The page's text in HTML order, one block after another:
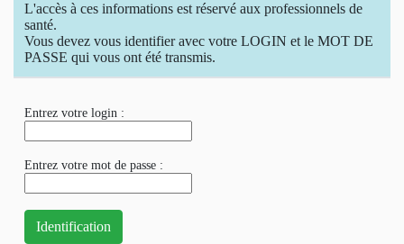
L'accès à ces informations est réservé aux professionnels de
santé.
Vous devez vous identifier avec votre LOGIN et le MOT DE
PASSE qui vous ont été transmis.
Entrez votre login :
Entrez votre mot de passe :